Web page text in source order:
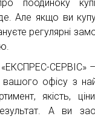
поодиноку
Але якщо ви
регулярні
«ЕКСПРЕС-СЕРВІС»
вашого офісу з
якість,
А ви